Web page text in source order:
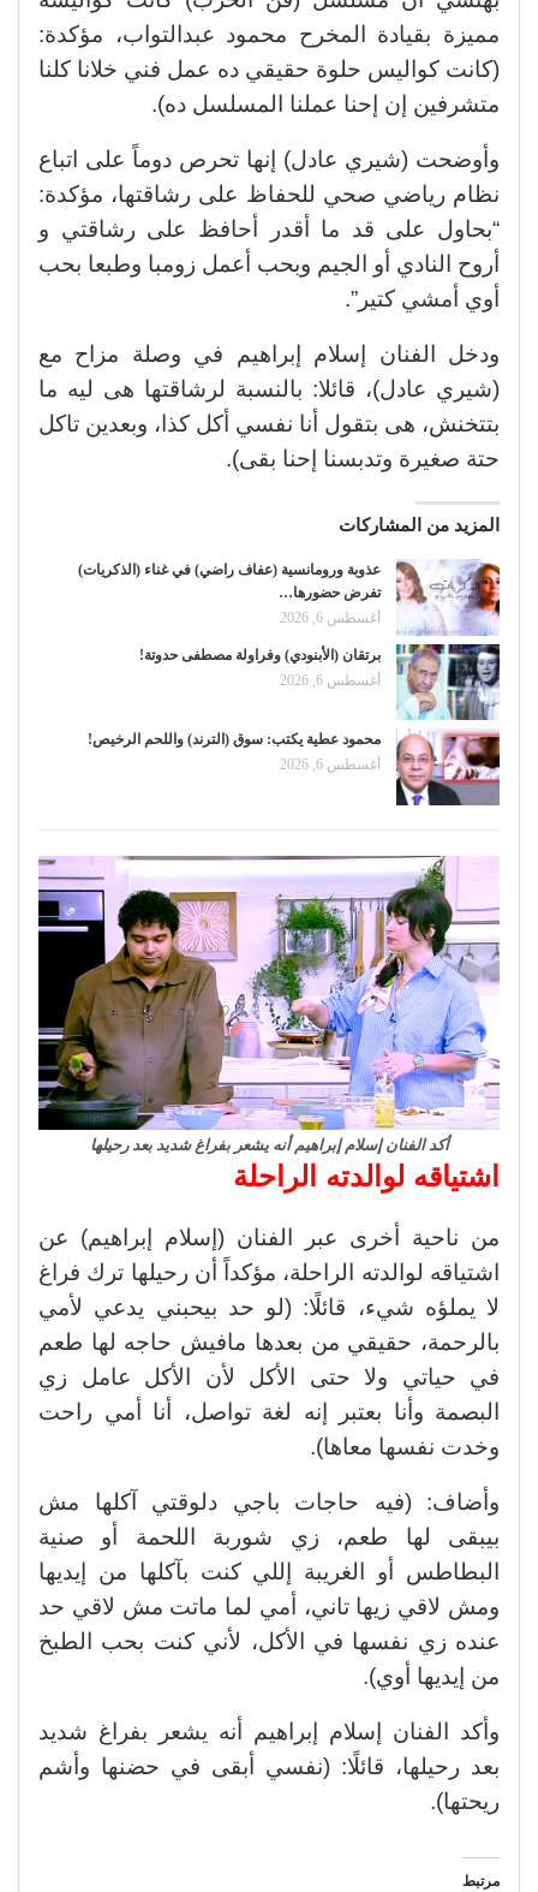
مميزة بقيادة المخرح محمود عبدالتواب، مؤكدة:
(كانت كواليس حلوة حقيقي ده عمل فني خلانا كلنا
متشرفين إن إحنا عملنا المسلسل ده).
وأوضحت (شيري عادل) إنها تحرص دوماً على اتباع
نظام رياضي صحي للحفاظ على رشاقتها، مؤكدة:
“بحاول على قد ما أقدر أحافظ على رشاقتي و
أروح النادي أو الجيم وبحب أعمل زومبا وطبعا بحب
أوي أمشي كتير”.
ودخل الفنان إسلام إبراهيم في وصلة مزاح مع
(شيري عادل)، قائلا: بالنسبة لرشاقتها هى ليه ما
بتتخنش، هى بتقول أنا نفسي أكل كذا، وبعدين تاكل
حتة صغيرة وتدبسنا إحنا بقى).
المزيد من المشاركات
عذوبة ورومانسية (عفاف راضي) في غناء (الذكريات)
تفرض حضورها…
أغسطس 6, 2026
برتقان (الأبنودي) وفراولة مصطفى حدوتة!
أغسطس 6, 2026
محمود عطية يكتب: سوق (الترند) واللحم الرخيص!
أغسطس 6, 2026
أكد الفنان إسلام إبراهيم أنه يشعر بفراغ شديد بعد رحيلها
اشتياقه لوالدته الراحلة
من ناحية أخرى عبر الفنان (إسلام إبراهيم) عن
اشتياقه لوالدته الراحلة، مؤكداً أن رحيلها ترك فراغ
لا يملؤه شيء، قائلًا: (لو حد بيحبني يدعي لأمي
بالرحمة، حقيقي من بعدها مافيش حاجه لها طعم
في حياتي ولا حتى الأكل لأن الأكل عامل زي
البصمة وأنا بعتبر إنه لغة تواصل، أنا أمي راحت
وخدت نفسها معاها).
وأضاف: (فيه حاجات باجي دلوقتي آكلها مش
بيبقى لها طعم، زي شوربة اللحمة أو صنية
البطاطس أو الغريبة إللي كنت بآكلها من إيديها
ومش لاقي زيها تاني، أمي لما ماتت مش لاقي حد
عنده زي نفسها في الأكل، لأني كنت بحب الطبخ
من إيديها أوي).
وأكد الفنان إسلام إبراهيم أنه يشعر بفراغ شديد
بعد رحيلها، قائلًا: (نفسي أبقى في حضنها وأشم
ريحتها).
مرتبط